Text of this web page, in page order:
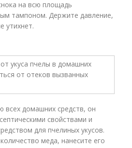
на всю площадь
тампоном. Держите давление,
утихнет.
всех домашних средств, он
свойствами и
для пчелиных укусов.
меда, нанесите его